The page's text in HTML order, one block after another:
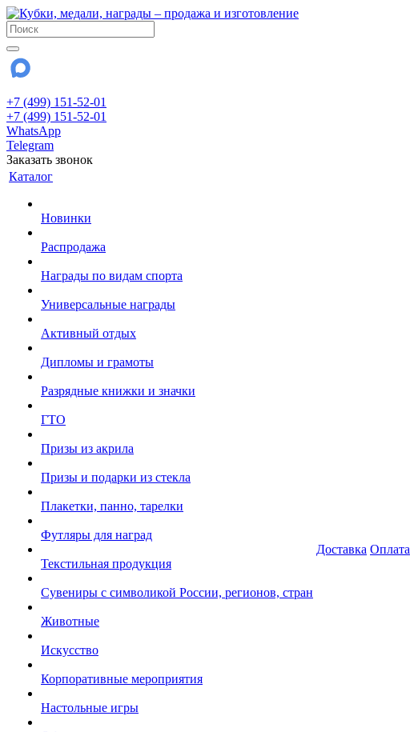
+7 (499) 151-52-01
+7 (499) 151-52-01
WhatsApp
Telegram
Заказать звонок
Каталог
Новинки
Распродажа
Награды по видам спорта
Универсальные награды
Активный отдых
Дипломы и грамоты
Разрядные книжки и значки
ГТО
Призы из акрила
Призы и подарки из стекла
Плакетки, панно, тарелки
Футляры для наград
Текстильная продукция
Сувениры с символикой России, регионов, стран
Животные
Искусство
Корпоративные мероприятия
Настольные игры
Доставка Оплата